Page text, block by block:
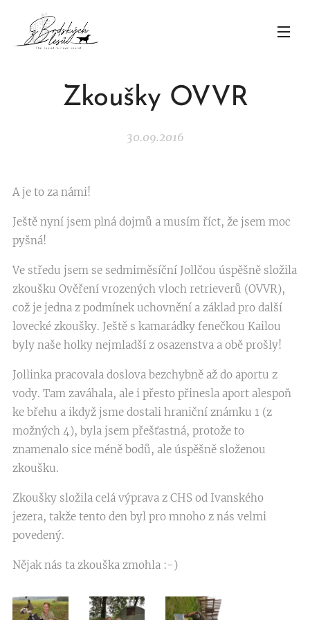
Zkoušky OVVR
30.09.2016
A je to za námi!
Ještě nyní jsem plná dojmů a musím říct, že jsem moc
pyšná!
Ve středu jsem se sedmiměsíční Jollčou úspěšně složila
zkoušku Ověření vrozených vloch retrieverů (OVVR),
což je jedna z podmínek uchovnění a základ pro další
lovecké zkoušky. Ještě s kamarádky fenečkou Kailou
byly naše holky nejmladší z osazenstva a obě prošly!
Jollinka pracovala doslova bezchybně až do aportu z
vody. Tam zaváhala, ale i přesto přinesla aport alespoň
ke břehu a ikdyž jsme dostali hraniční známku 1 (z
možných 4), byla jsem přešťastná, protože to
znamenalo sice méně bodů, ale úspěšně složenou
zkoušku.
Zkoušky složila celá výprava z CHS od Ivanského
jezera, takže tento den byl pro mnoho z nás velmi
povedený.
Nějak nás ta zkouška zmohla :-)